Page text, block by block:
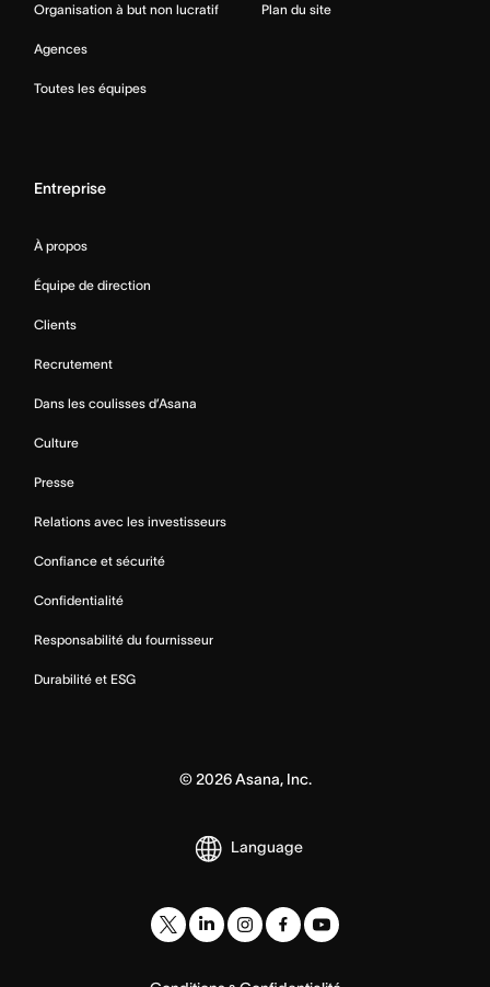
Organisation à but non lucratif
Agences
Toutes les équipes
Plan du site
Entreprise
À propos
Équipe de direction
Clients
Recrutement
Dans les coulisses d’Asana
Culture
Presse
Relations avec les investisseurs
Confiance et sécurité
Confidentialité
Responsabilité du fournisseur
Durabilité et ESG
© 2026Asana, Inc.
Language